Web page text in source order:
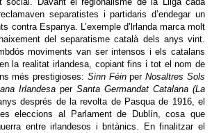
separatistes i partidaris d’endegar un
contra Espanya. L’exemple d’lrlanda marca molt
del separatisme català dels anys vint.
moviments van ser intensos i els catalans
la realitat irlandesa, copiant fins i tot el nom de
més prestigioses: Sinn FéinperNosaltres Sols
Irlandesa per Santa Germandat Catalana (La
després de la revolta de Pasqua de 1916, el
eleccions al Parlament de Dublín, cosa que
entre irlandesos i britànics. En finalitzar el